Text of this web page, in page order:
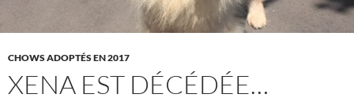
CHOWS ADOPTÉS EN 2017
XENA EST DÉCÉDÉE…